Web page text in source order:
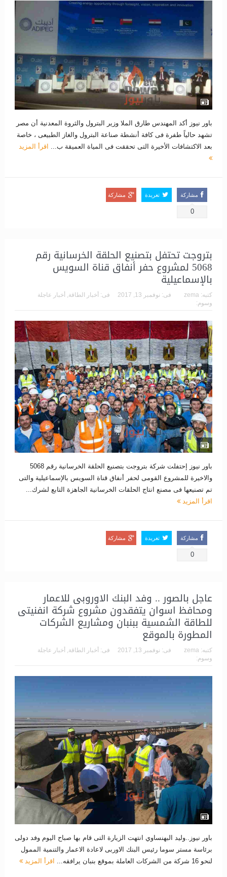
باور نيوز أكد المهندس طارق الملا وزير البترول والثروة المعدنية أن مصر
تشهد حالياً طفرة فى كافة أنشطة صناعة البترول والغاز الطبيعى ، خاصة
بعد الاكتشافات الأخيرة التى تحققت فى المياة العميقة ب... اقرأ المزيد
مشاركة
0
تغريدة مشاركة
بتروجت تحتفل بتصنيع الحلقة الخرسانية رقم
5068 لمشروع حفر أنفاق قناة السويس
بالإسماعيلية
كتبه: zema فى: نوفمبر 13, 2017 فى: أخبار الطاقة
أخبار عاجلة
وسوم:
باور نيوز إحتفلت شركة بتروجت بتصنيع الحلقة الخرسانية رقم 5068
والاخيرة للمشروع القومى لحفر أنفاق قناة السويس بالإسماعيلية والتى
تم تصنيعها فى مصنع انتاج الحلقات الخرسانية الجاهزة التابع لشرك...
اقرأ المزيد
مشاركة
0
تغريدة مشاركة
عاجل بالصور .. وفد البنك الاوروبى للاعمار
ومحافظ اسوان يتفقدون مشروع شركة انفنيتى
للطاقة الشمسية ببنبان ومشاريع الشركات
المطورة بالموقع
كتبه: zema فى: نوفمبر 13, 2017 فى: أخبار الطاقة, أخبار عاجلة
وسوم:
باور نيوز..وليد البهنساوي انتهت الزيارة التى قام بها صباح اليوم وفد دولى
برئاسة مستر سوما رئيس البنك الاوربى لاعادة الاعمار والتنمية الممول
لنحو 16 شركة من الشركات العاملة بموقع بنبان يرافقه...
اقرأ المزيد